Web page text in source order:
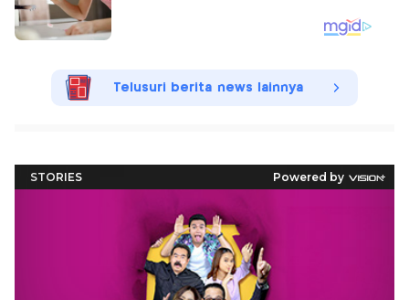
Telusuri berita news lainnya